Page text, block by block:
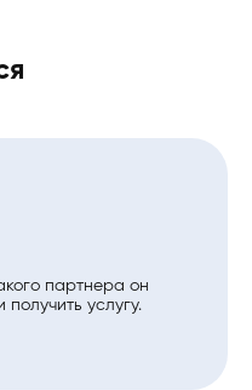
партнера он
услугу.